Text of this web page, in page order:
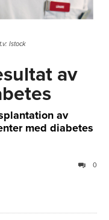
Istock
av
av
med diabetes
0